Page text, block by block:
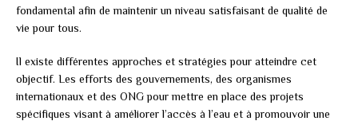
fondamental afin de maintenir un niveau satisfaisant de qualité de
vie pour tous.
Il existe différentes approches et stratégies pour atteindre cet
objectif. Les efforts des gouvernements, des organismes
internationaux et des ONG pour mettre en place des projets
spécifiques visant à améliorer l’accès à l’eau et à promouvoir une